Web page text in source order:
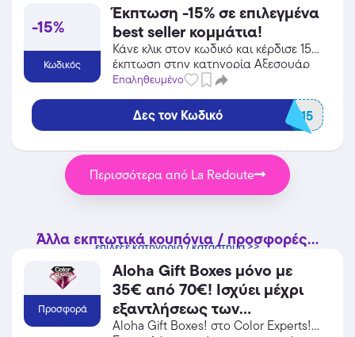
-15%
Κωδικός
Έκπτωση -15% σε επιλεγμένα
best seller κομμάτια!
Κάνε κλικ στον κωδικό και κέρδισε 15%
έκπτωση στην κατηγορία Αξεσουάρ
από το La Redoute!
Επαληθευμένο
Δες τον Κωδικό BEST15
Περισσότερα από La Redoute
Άλλα εκπτωτικά κουπόνια / προσφορές...
επίλεξε κατηγορία / κατάστημα >>
Προσφορά
Aloha Gift Boxes μόνο με
35€ από 70€! Ισχύει μέχρι
εξαντλήσεως των
αποθεμάτων.
Aloha Gift Boxes! στο Color Experts!